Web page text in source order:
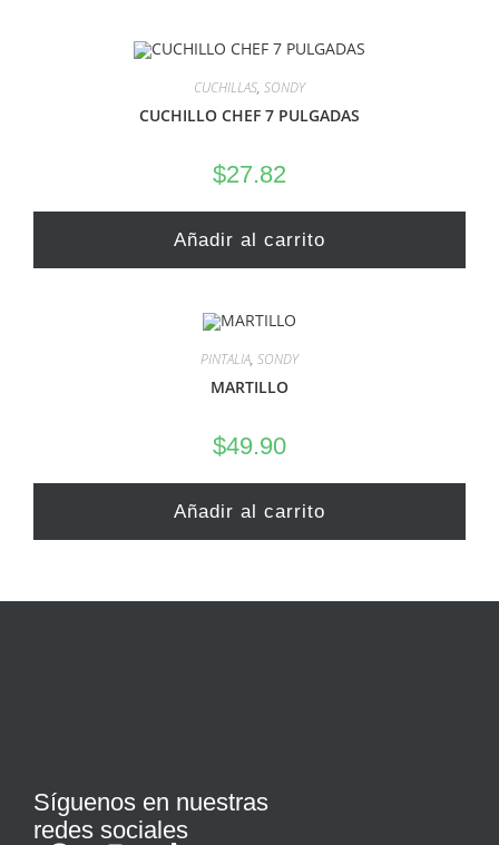
CUCHILLAS, SONDY
CUCHILLO CHEF 7 PULGADAS
$27.82
Añadir al carrito
PINTALIA, SONDY
MARTILLO
$49.90
Añadir al carrito
Síguenos en nuestras
redes sociales